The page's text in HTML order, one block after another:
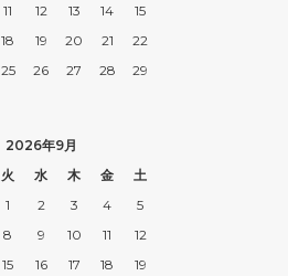
11 12 13 14
15
18 19 20 21
22
25 26 27 28
29
2026年9月
火 水 木 金
土
1
2 3 4
5
8 9 10 11
12
15 16 17 18
19